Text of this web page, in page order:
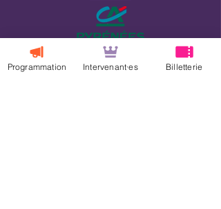
Programmation Intervenant·es Billetterie